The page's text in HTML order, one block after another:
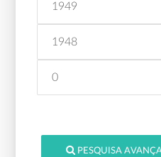
1949
1948
0
PESQUISA